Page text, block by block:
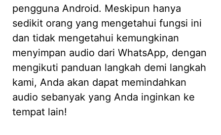
pengguna Android. Meskipun hanya
sedikit orang yang mengetahui fungsi ini
dan tidak mengetahui kemungkinan
menyimpan audio dari WhatsApp, dengan
mengikuti panduan langkah demi langkah
kami, Anda akan dapat memindahkan
audio sebanyak yang Anda inginkan ke
tempat lain!